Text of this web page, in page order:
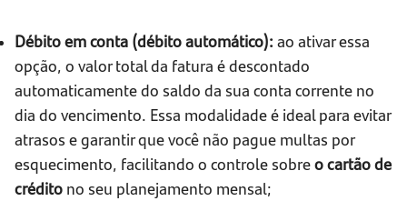
Débito em conta (débito automático): ao ativar essa
opção, o valor total da fatura é descontado
automaticamente do saldo da sua conta corrente no
dia do vencimento. Essa modalidade é ideal para evitar
atrasos e garantir que você não pague multas por
esquecimento, facilitando o controle sobreo cartão de
crédito no seu planejamento mensal;